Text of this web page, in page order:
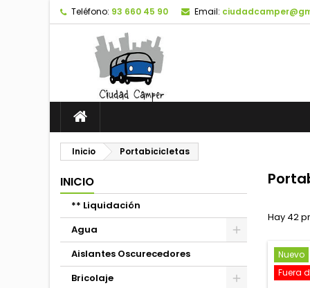
Teléfono: 93 660 45 90 Email:
Inicio Portabicicletas
INICIO
** Liquidación
Agua
Aislantes Oscurecedores
Bricolaje
Hay 42
Nuevo
Fuera